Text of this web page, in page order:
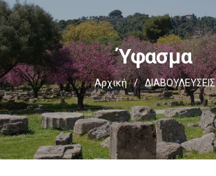
Ύφασμα
Αρχική / ΔΙΑΒΟΥΛΕΥΣΕΙΣ